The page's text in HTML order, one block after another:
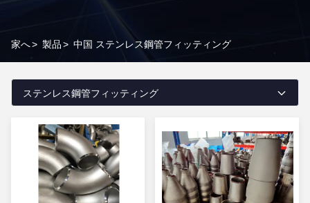
家へ> 製品> 中国 ステンレス鋼管フィッティング
ステンレス鋼管フィッティング